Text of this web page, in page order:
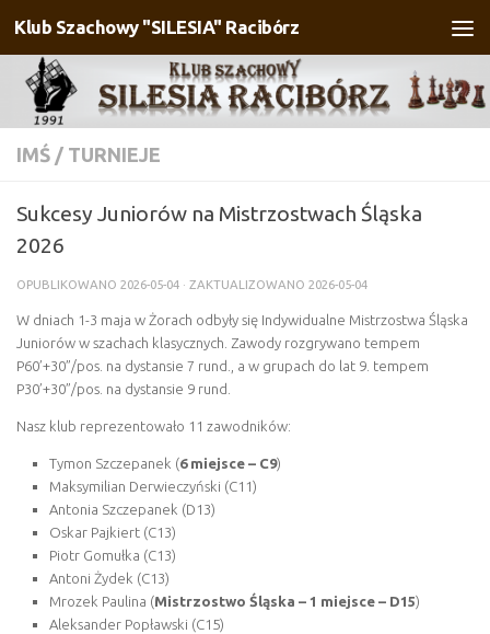
Przejdź do treści
Klub Szachowy "SILESIA" Racibórz
IMŚ / TURNIEJE
Sukcesy Juniorów na Mistrzostwach Śląska
2026
OPUBLIKOWANO 2026-05-04 · ZAKTUALIZOWANO 2026-05-04
W dniach 1-3 maja w Żorach odbyły się Indywidualne Mistrzostwa Śląska
Juniorów w szachach klasycznych. Zawody rozgrywano tempem
P60’+30”/pos. na dystansie 7 rund., a w grupach do lat 9. tempem
P30’+30”/pos. na dystansie 9 rund.
Nasz klub reprezentowało 11 zawodników:
Tymon Szczepanek (6 miejsce – C9)
Maksymilian Derwieczyński (C11)
Antonia Szczepanek (D13)
Oskar Pajkiert (C13)
Piotr Gomułka (C13)
Antoni Żydek (C13)
Mrozek Paulina (Mistrzostwo Śląska – 1 miejsce – D15)
Aleksander Popławski (C15)